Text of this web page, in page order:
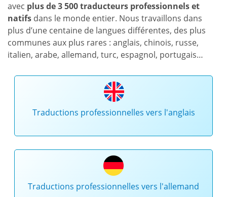
avec plus de 3 500 traducteurs professionnels et
natifs dans le monde entier. Nous travaillons dans
plus d’une centaine de langues différentes, des plus
communes aux plus rares : anglais, chinois, russe,
italien, arabe, allemand, turc, espagnol, portugais…
Traductions professionnelles vers l'anglais
Traductions professionnelles vers l'allemand